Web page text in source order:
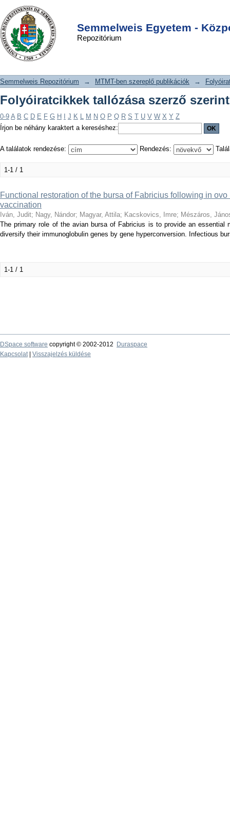
Semmelweis Egyetem -
Repozitórium
Folyóiratcikkek tallózása szerző
szerint "Kacskovics, Imre"
DSpace/Manakin Repository
Semmelweis Repozitórium → MTMT-ben szereplő publikációk →
Folyóiratcikkek tallózása szerző
0-9 A B C D E F G H J K L M N O P Q R S T U V W X Y Z
Írjon be néhány karaktert a kereséshez:
A találatok rendezése: Rendezés:
1-1 / 1
Functional restoration of the bursa of Fabricius following in
vaccination
Iván, Judit; Nagy, Nándor; Magyar, Attila; Kacskovics, Imre; Mészáros,
The primary role of the avian bursa of Fabricius is to provide an essential
diversify their immunoglobulin genes by gene hyperconversion. Infectious
1-1 / 1
DSpace software copyright © 2002-2012
Duraspace
Kapcsolat| Visszajelzés küldése